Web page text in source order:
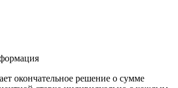
окончательное решение о сумме